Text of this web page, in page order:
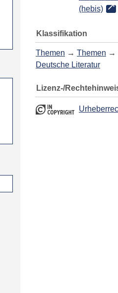
(hebis)
Klassifikation
Themen → Themen →
Deutsche Literatur
Lizenz-/